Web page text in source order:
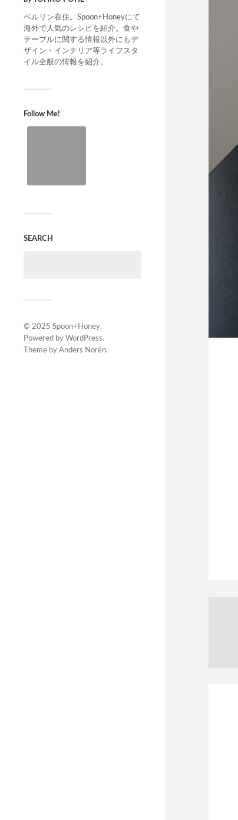
ベルリン在住。Spoon+Honeyにて
海外で人気のレシピを紹介。食や
テーブルに関する情報以外にもデ
ザイン・インテリア等ライフスタ
イル全般の情報を紹介。
Follow Me!
SEARCH
© 2025 Spoon+Honey.
Powered by WordPress.
Theme by Anders Norén.